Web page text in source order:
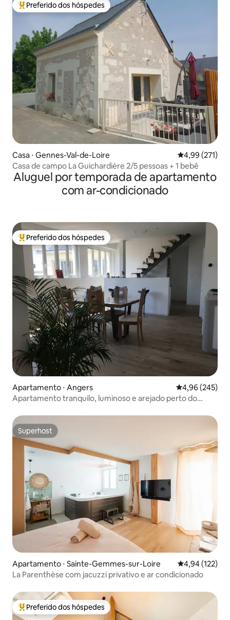
Entre os melhores preferidos dos hóspedes
Preferido dos hóspedes
Casa ⋅ Gennes-Val-de-Loire 4,99 de uma
4,99 (271)
Casa de campo La Guichardière 2/5 pessoas + 1 bebê
Aluguel por temporada de apartamento
com ar-condicionado
Entre os melhores preferidos dos hóspedes
Preferido dos hóspedes
Apartamento ⋅ Angers 4,96 de uma
4,96 (245)
Apartamento tranquilo, luminoso e arejado perto do
Superhost
Superhost
Apartamento ⋅ Sainte-Gemmes-sur-Loire 4,94 de uma
4,94 (122)
La Parenthèse com jacuzzi privativo e ar condicionado
Entre os melhores preferidos dos hóspedes
Preferido dos hóspedes